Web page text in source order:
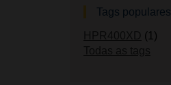
Tags populares
HPR400XD (1)
Todas as tags